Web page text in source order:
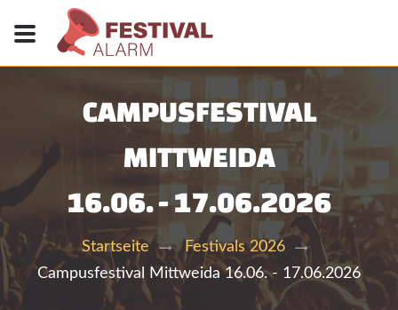
CAMPUSFESTIVAL
MITTWEIDA
16.06. - 17.06.2026
Startseite
Festivals 2026
Campusfestival Mittweida 16.06. - 17.06.2026